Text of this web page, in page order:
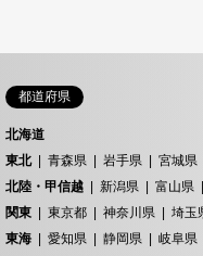
都道府県
北海道
東北
青森県 岩手県 宮城県
北陸・甲信越
新潟県 富山県
関東
東京都 神奈川県 埼玉
東海
愛知県 静岡県 岐阜県